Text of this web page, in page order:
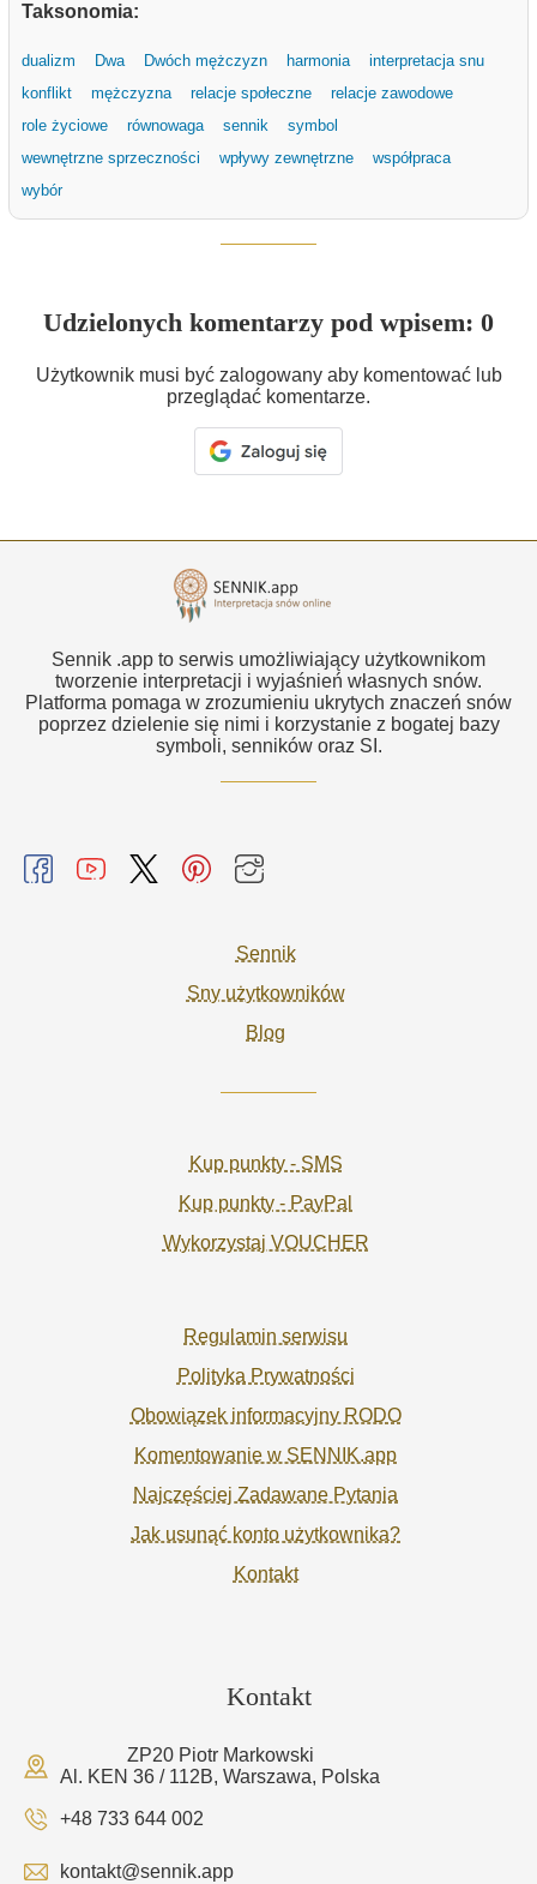
Taksonomia:
dualizm Dwa Dwóch mężczyzn harmonia
interpretacja snu
konflikt
mężczyzna relacje społeczne
relacje zawodowe
role życiowe
równowaga sennik
symbol
wewnętrzne sprzeczności
wpływy zewnętrzne
współpraca
wybór
Udzielonych komentarzy pod wpisem: 0
Użytkownik musi być zalogowany aby komentować lub
przeglądać komentarze.
Sennik .app to serwis umożliwiający użytkownikom
tworzenie interpretacji i wyjaśnień własnych snów.
Platforma pomaga w zrozumieniu ukrytych znaczeń snów
poprzez dzielenie się nimi i korzystanie z bogatej bazy
symboli, senników oraz SI.
Sennik
Sny użytkowników
Blog
Kup punkty - SMS
Kup punkty - PayPal
Wykorzystaj VOUCHER
Regulamin serwisu
Polityka Prywatności
Obowiązek informacyjny RODO
Komentowanie w SENNIK.app
Najczęściej Zadawane Pytania
Jak usunąć konto użytkownika?
Kontakt
Kontakt
ZP20 Piotr Markowski
Al. KEN 36 / 112B, Warszawa, Polska
+48 733 644 002
kontakt@sennik.app